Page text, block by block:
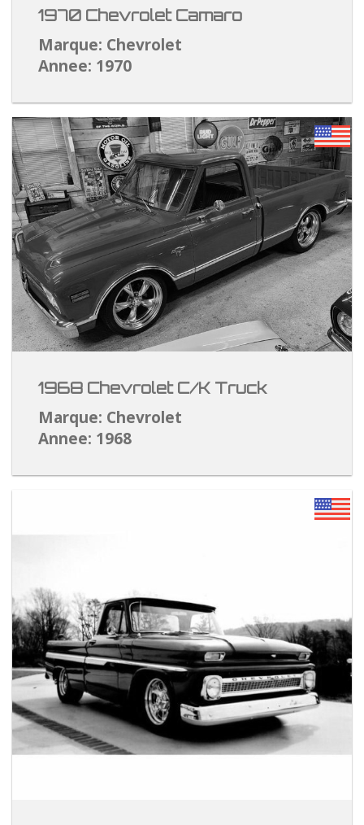
1970 Chevrolet Camaro
Marque: Chevrolet
Annee: 1970
1968 Chevrolet C/K Truck
Marque: Chevrolet
Annee: 1968